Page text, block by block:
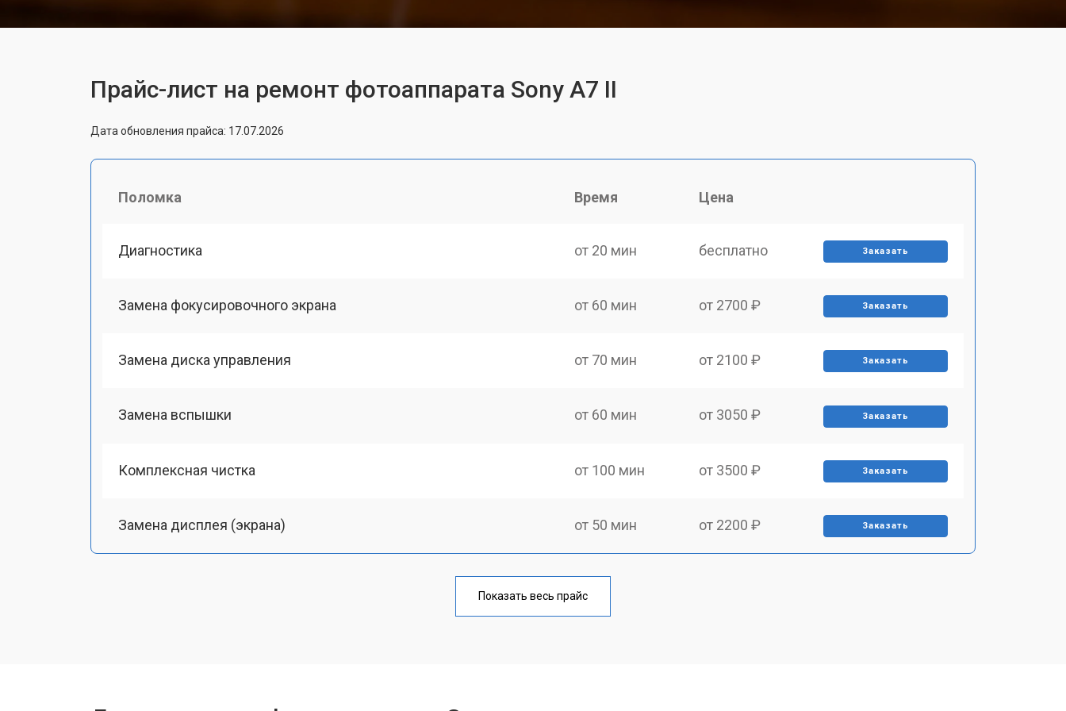
Прайс-лист на ремонт фотоаппарата Sony A7 II
Дата обновления прайса: 17.07.2026
Поломка Время Цена
Диагностика от 20 мин бесплатно Заказать
Замена фокусировочного экрана от 60 мин от 2700 ₽ Заказать
Замена диска управления от 70 мин от 2100 ₽ Заказать
Замена вспышки от 60 мин от 3050 ₽ Заказать
Комплексная чистка от 100 мин от 3500 ₽ Заказать
Замена дисплея (экрана) от 50 мин от 2200 ₽ Заказать
от 80 мин
Показать весь прайс